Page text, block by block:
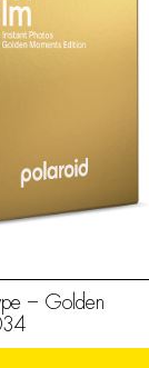
– Golden